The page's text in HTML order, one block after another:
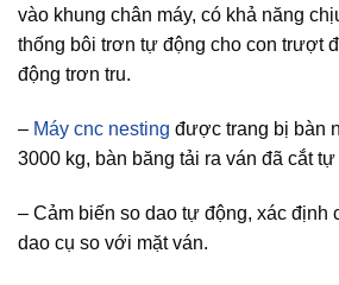
vào khung chân máy, có khả năng
thống bôi trơn tự động cho con trượt
động trơn tru.
– Máy cnc nesting được trang bị bàn
3000 kg, bàn băng tải ra ván đã cắt tự
– Cảm biến so dao tự động, xác định
dao cụ so với mặt ván.